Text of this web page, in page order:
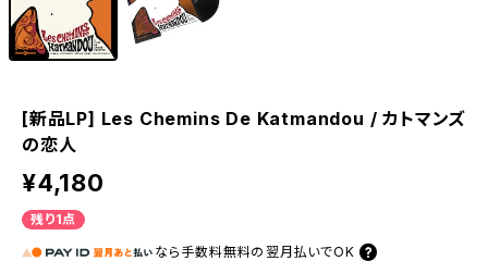
[新品LP] Les Chemins De Katmandou / カトマンズ
の恋人
¥4,180
残り1点
なら 手数料無料の 翌月払いでOK